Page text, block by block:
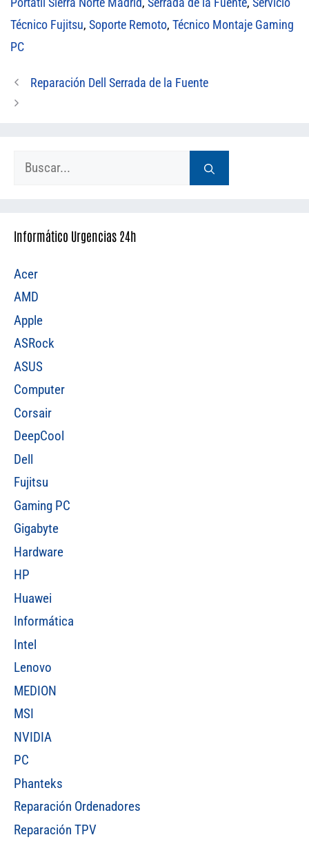
Técnico Fujitsu, Soporte Remoto, Técnico Montaje Gaming
PC
Reparación Dell Serrada de la Fuente
Informático Urgencias 24h
Acer
AMD
Apple
ASRock
ASUS
Computer
Corsair
DeepCool
Dell
Fujitsu
Gaming PC
Gigabyte
Hardware
HP
Huawei
Informática
Intel
Lenovo
MEDION
MSI
NVIDIA
PC
Phanteks
Reparación Ordenadores
Reparación TPV